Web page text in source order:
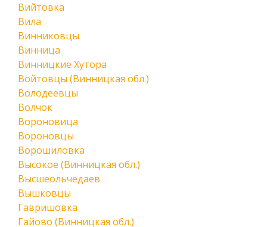
Вийтовка
Вила
Винниковцы
Винница
Винницкие Хутора
Войтовцы (Винницкая обл.)
Володеевцы
Волчок
Вороновица
Вороновцы
Ворошиловка
Высокое (Винницкая обл.)
Высшеольчедаев
Вышковцы
Гавришовка
Гайово (Винницкая обл.)